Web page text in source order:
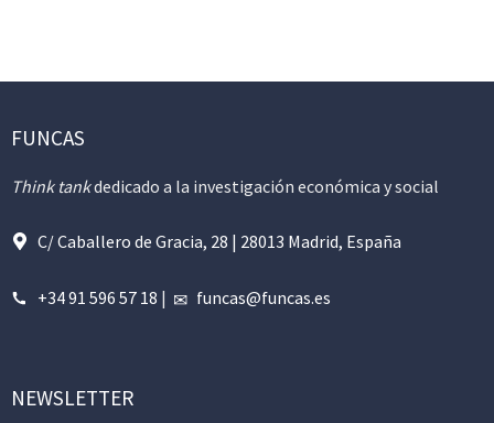
FUNCAS
Think tankdedicado a la investigación económica y social
C/ Caballero de Gracia, 28 | 28013 Madrid, España
+34 91 596 57 18 | funcas@funcas.es
NEWSLETTER